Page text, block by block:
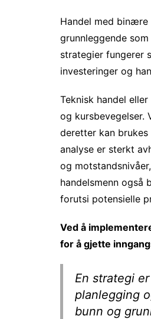
Handel med
grunnleggende
strategier fungerer
investeringer og
Teknisk handel
og kursbevegelser.
deretter kan
analyse er sterkt
og
handelsmenn også
forutsi potensielle
Ved å
for å gjette
En strategi
planlegging
bunn og